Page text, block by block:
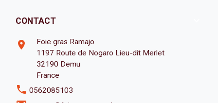
CONTACT
room
Foie gras Ramajo
1197 Route de Nogaro Lieu-dit Merlet
32190 Demu
France
phone 0562085103